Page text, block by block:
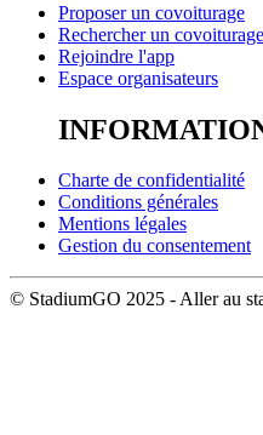
Proposer un covoiturage
Rechercher un covoiturage
Rejoindre l'app
Espace organisateurs
Charte de confidentialité
Conditions générales
Mentions légales
Gestion du consentement
© StadiumGO 2025 - Aller au